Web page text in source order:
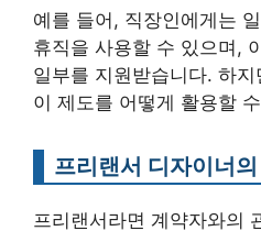
예를 들어, 직장인에게는
휴직을 사용할 수 있으며,
일부를 지원받습니다. 하
이 제도를 어떻게 활용할
프리랜서 디자이너
프리랜서라면 계약자와의